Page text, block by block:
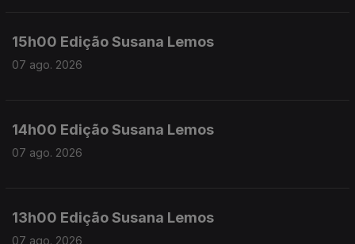
15h00 Edição Susana Lemos
07 ago. 2026
14h00 Edição Susana Lemos
07 ago. 2026
13h00 Edição Susana Lemos
07 ago. 2026